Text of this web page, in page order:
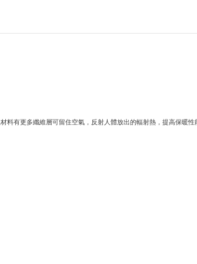
有更多纖維層可留住空氣，反射人體放出的輻射熱，提高保暖性